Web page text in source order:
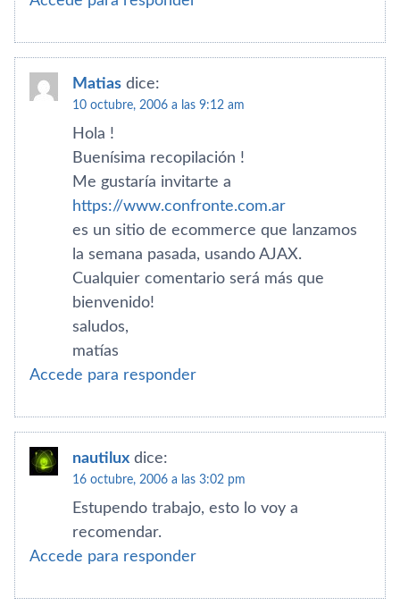
Matias dice:
10 octubre, 2006 a las 9:12 am
Hola !
Buení­sima recopilación !
Me gustarí­a invitarte a
https://www.confronte.com.ar
es un sitio de ecommerce que lanzamos
la semana pasada, usando AJAX.
Cualquier comentario será más que
bienvenido!
saludos,
matí­as
Accede para responder
nautilux dice:
16 octubre, 2006 a las 3:02 pm
Estupendo trabajo, esto lo voy a
recomendar.
Accede para responder